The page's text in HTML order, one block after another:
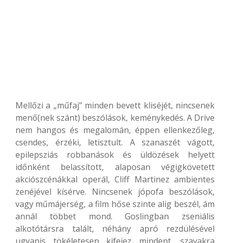
Mellőzi a „műfaj” minden bevett kliséjét, nincsenek
menő(nek szánt) beszólások, keménykedés. A Drive
nem hangos és megalomán, éppen ellenkezőleg,
csendes, érzéki, letisztult. A szanaszét vágott,
epilepsziás robbanások és üldözések helyett
időnként belassított, alaposan végigkövetett
akciószcénákkal operál, Cliff Martinez ambientes
zenéjével kísérve. Nincsenek jópofa beszólások,
vagy műmájerség, a film hőse szinte alig beszél, ám
annál többet mond. Goslingban zseniális
alkotótársra talált, néhány apró rezdülésével